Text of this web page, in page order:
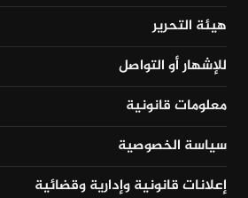
هيئة التحرير
للإشهار أو التواصل
معلومات قانونية
سياسة الخصوصية
إعلانات قانونية وإدارية وقضائية